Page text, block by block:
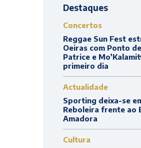
Destaques
Concertos
Reggae Sun Fest
Oeiras com Ponto
Patrice e
primeiro dia
Actualidade
Sporting deixa-se
Reboleira frente ao
Amadora
Cultura